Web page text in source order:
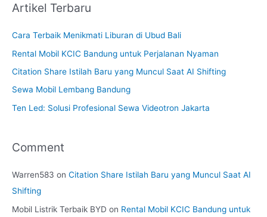
Artikel Terbaru
Cara Terbaik Menikmati Liburan di Ubud Bali
Rental Mobil KCIC Bandung untuk Perjalanan Nyaman
Citation Share Istilah Baru yang Muncul Saat AI Shifting
Sewa Mobil Lembang Bandung
Ten Led: Solusi Profesional Sewa Videotron Jakarta
Comment
Warren583 on Citation Share Istilah Baru yang Muncul Saat AI
Shifting
Mobil Listrik Terbaik BYD on Rental Mobil KCIC Bandung untuk